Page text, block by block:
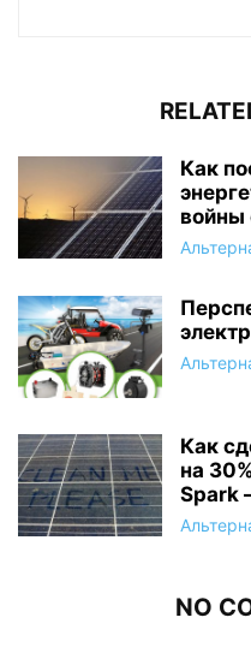
Как
войны
Как
на
Spark
NO